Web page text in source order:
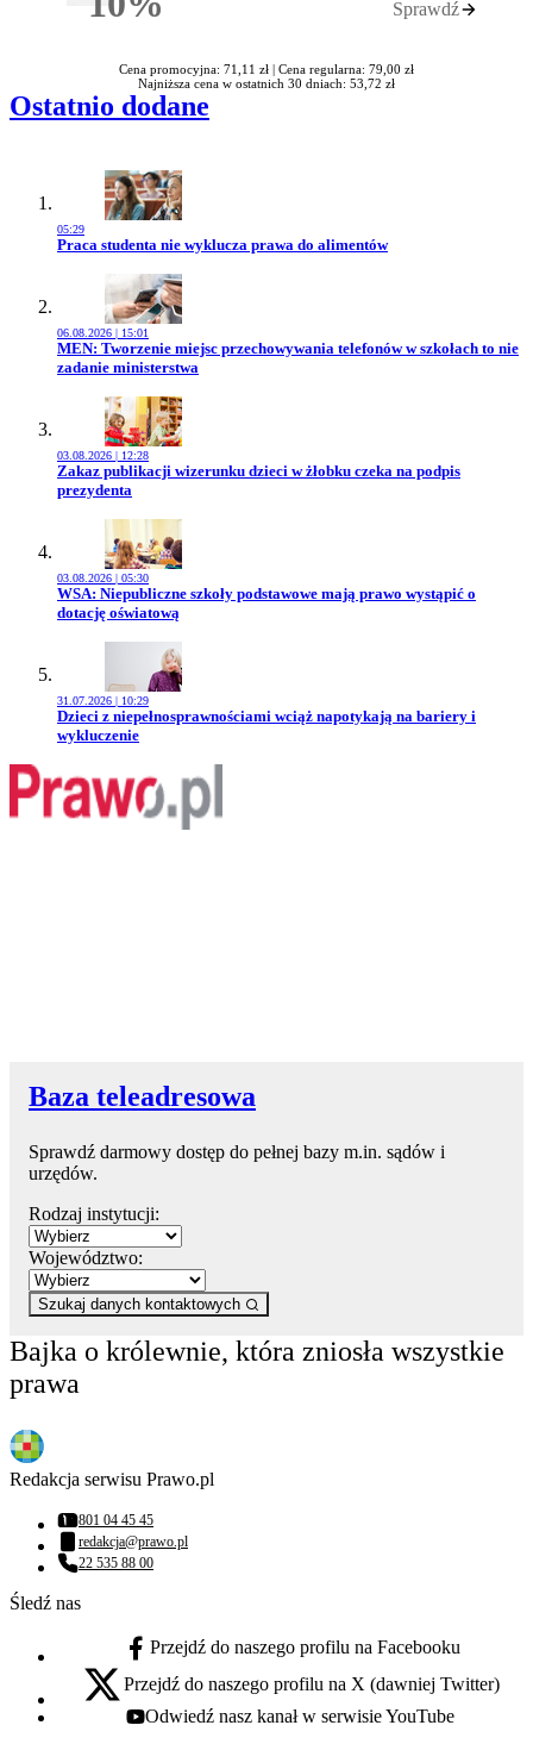
Rabatu Sprawdź
Cena promocyjna: 71,11 zł | Cena regularna: 79,00 zł
Najniższa cena w ostatnich 30 dniach: 53,72 zł
Ostatnio dodane
05:29
Przejdź do artykułu:
Praca studenta nie wyklucza prawa do alimentów
06.08.2026 | 15:01
Przejdź do artykułu:
MEN: Tworzenie miejsc przechowywania telefonów w szkołach to nie
zadanie ministerstwa
03.08.2026 | 12:28
Przejdź do artykułu:
Zakaz publikacji wizerunku dzieci w żłobku czeka na podpis
prezydenta
03.08.2026 | 05:30
Przejdź do artykułu:
WSA: Niepubliczne szkoły podstawowe mają prawo wystąpić o
dotację oświatową
31.07.2026 | 10:29
Przejdź do artykułu:
Dzieci z niepełnosprawnościami wciąż napotykają na bariery i
wykluczenie
Baza teleadresowa
Sprawdź darmowy dostęp do pełnej bazy m.in. sądów i
urzędów.
Rodzaj instytucji:
Województwo:
Szukaj danych kontaktowych
Bajka o królewnie, która zniosła wszystkie
prawa
Redakcja serwisu Prawo.pl
Numer telefonu:
801 04 45 45
Adres email:
redakcja@prawo.pl
Numer telefonu:
22 535 88 00
Śledź nas
facebook - otwiera się w nowej karcie
Przejdź do naszego profilu na Facebooku
x - otwiera się w nowej karcie
Przejdź do naszego profilu na X (dawniej Twitter)
youtube - otwiera się w nowej karcie
Odwiedź nasz kanał w serwisie YouTube